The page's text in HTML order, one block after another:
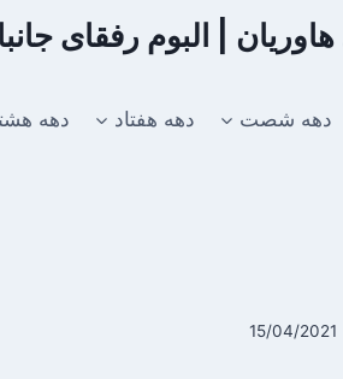
هاوریان | البوم رفقای
دهه شصت دهه هفتاد دهه
15/04/2021